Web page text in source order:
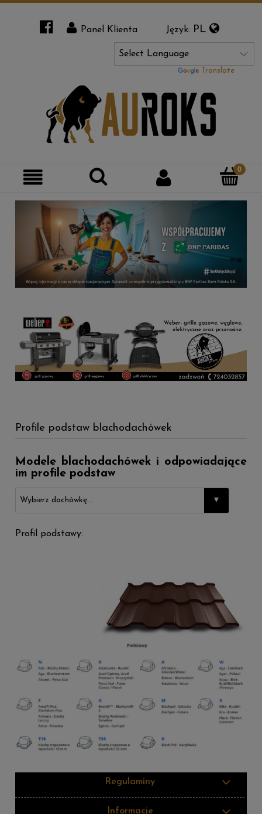
Panel Klienta Język: PL
Powered by Translate
konto
Profile podstaw blachodachówek
Modele blachodachówek i odpowiadające
im profile podstaw
Profil podstawy:
Regulaminy
Informacje